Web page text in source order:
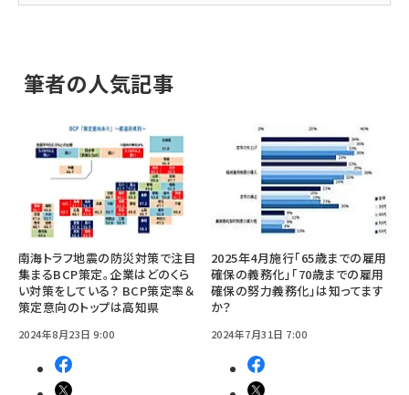
筆者の人気記事
南海トラフ地震の防災対策で注目
集まるBCP策定。企業はどのくら
い対策をしている？ BCP策定率＆
策定意向のトップは高知県
2024年8月23日 9:00
2025年4月施行「65歳までの雇用
確保の義務化」「70歳までの雇用
確保の努力義務化」は知ってます
か？
2024年7月31日 7:00